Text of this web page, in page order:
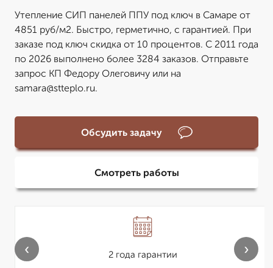
Утепление СИП панелей ППУ под ключ в Самаре от
4851 руб/м2. Быстро, герметично, с гарантией. При
заказе под ключ скидка от 10 процентов. С 2011 года
по 2026 выполнено более 3284 заказов. Отправьте
запрос КП Федору Олеговичу или на
samara@stteplo.ru.
Обсудить задачу
Смотреть работы
2 года гарантии
‹ ›